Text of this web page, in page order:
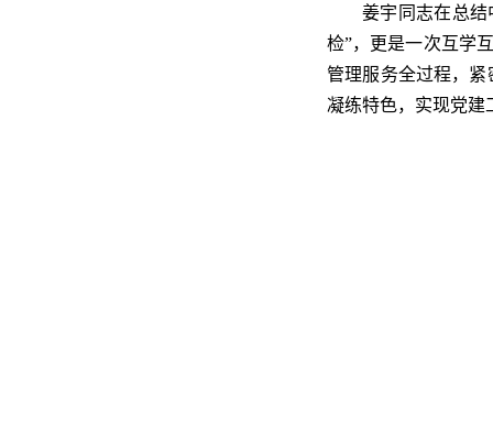
姜宇同志在总
检”，更是一次互学
管理服务全过程，
凝练特色，实现党建